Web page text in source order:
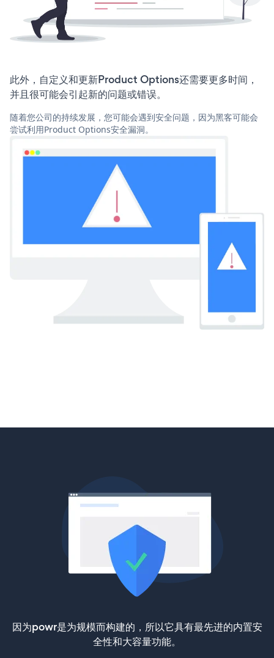
此外，自定义和更新Product Options还需要更多时间，
并且很可能会引起新的问题或错误。
随着您公司的持续发展，您可能会遇到安全问题，因为黑客可能会
尝试利用Product Options安全漏洞。
因为powr是为规模而构建的，所以它具有最先进的内置安
全性和大容量功能。